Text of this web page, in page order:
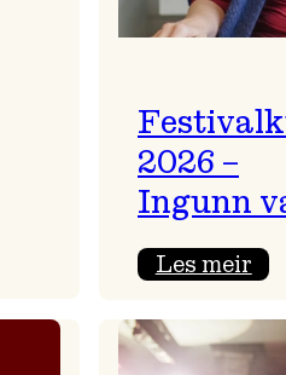
2026 –
Ingunn
Les meir:
–